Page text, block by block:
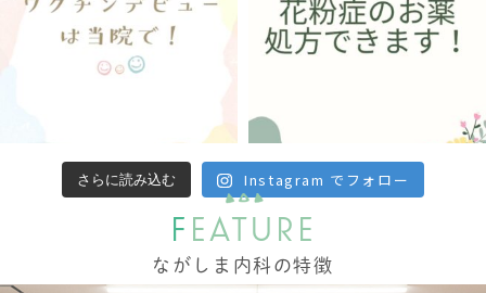
さらに読み込む Instagram でフォロー
F EATURE
ながしま内科の特徴